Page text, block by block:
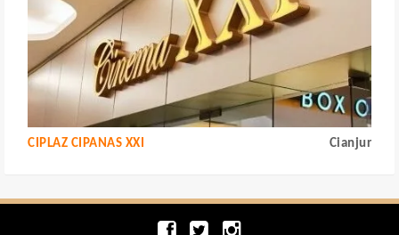
CIPLAZ CIPANAS XXI Cianjur